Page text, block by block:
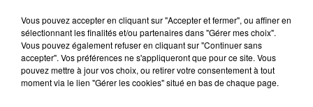
Gagnez vos places pour le
Festival du Roi Arthur 2026 !
Vous pouvez accepter en cliquant sur "Accepter et fermer", ou affiner en
sélectionnant les finalités et/ou partenaires dans "Gérer mes choix".
Vous pouvez également refuser en cliquant sur "Continuer sans
accepter". Vos préférences ne s'appliqueront que pour ce site. Vous
pouvez mettre à jour vos choix, ou retirer votre consentement à tout
moment via le lien "Gérer les cookies" situé en bas de chaque page.